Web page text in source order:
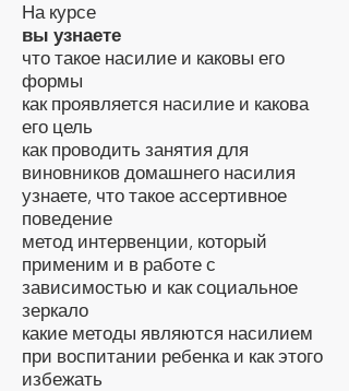
На курсе
вы узнаете
что такое насилие и каковы его
формы
как проявляется насилие и какова
его цель
как проводить занятия для
виновников домашнего насилия
узнаете, что такое ассертивное
поведение
метод интервенции, который
применим и в работе с
зависимостью и как социальное
зеркало
какие методы являются насилием
при воспитании ребенка и как этого
избежать